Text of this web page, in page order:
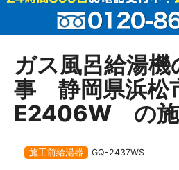
ガス風呂給湯機
事 静岡県浜
E2406W の施
施工前給湯器 GQ-2437WS